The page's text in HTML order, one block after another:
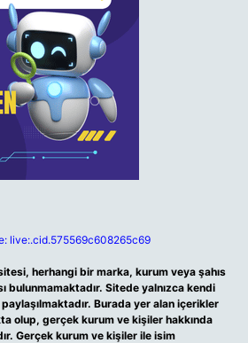
live:.cid.575569c608265c69
herhangi bir marka, kurum veya şahıs
bulunmamaktadır. Sitede yalnızca kendi
paylaşılmaktadır. Burada yer alan içerikler
olup, gerçek kurum ve kişiler hakkında
Gerçek kurum ve kişiler ile isim